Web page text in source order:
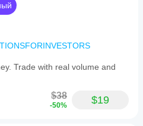
Trade with real volume and
$38
-50% $19